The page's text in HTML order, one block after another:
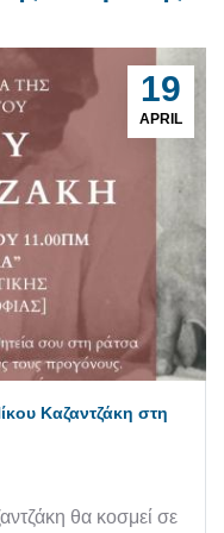
Συνεδρίαση
19
APRIL
Καζαντζάκη στη
θα κοσμεί σε